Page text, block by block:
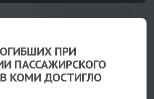
ПРИ
ПАССАЖИРСКОГО
КОМИ ДОСТИГЛО